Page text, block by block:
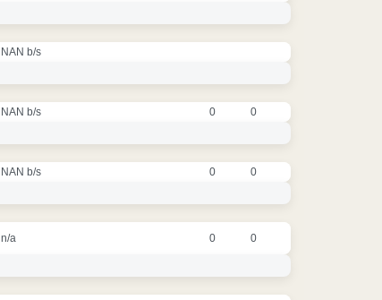
NAN b/s
NAN b/s 0 0
NAN b/s 0 0
n/a 0 0